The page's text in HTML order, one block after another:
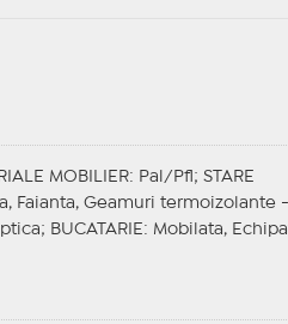
MOBILIER: Pal/Pfl; STARE
Faianta, Geamuri termoizolante -
BUCATARIE : Mobilata,